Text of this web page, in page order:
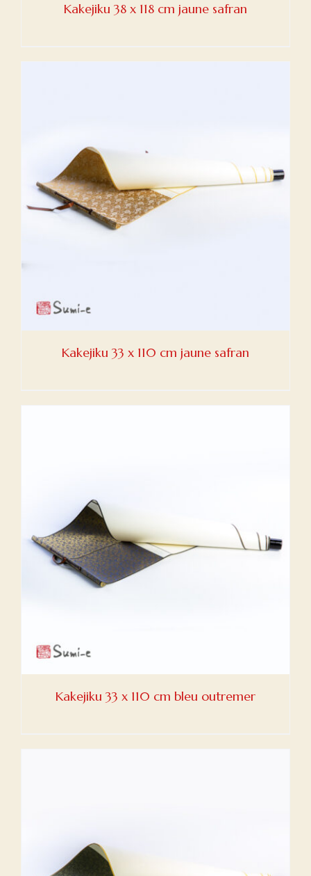
Kakejiku 38 x 118 cm jaune safran
Kakejiku 33 x 110 cm jaune safran
Kakejiku 33 x 110 cm bleu outremer